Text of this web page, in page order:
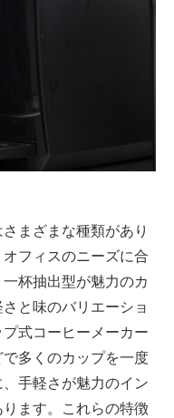
まざまな種類があり
フィスのニーズに合
杯抽出型が魅力のカ
と味のバリエーショ
式コーヒーメーカー
多くのカップを一度
手軽さが魅力のイン
ます。これらの特徴